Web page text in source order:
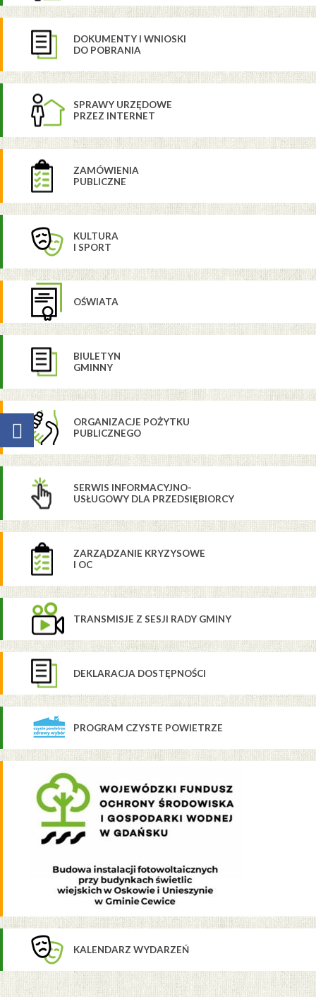
DOKUMENTY I WNIOSKI
DO POBRANIA
SPRAWY URZĘDOWE
PRZEZ INTERNET
ZAMÓWIENIA
PUBLICZNE
KULTURA
I SPORT
OŚWIATA
BIULETYN
GMINNY
ORGANIZACJE POŻYTKU
PUBLICZNEGO
SERWIS INFORMACYJNO-
USŁUGOWY DLA PRZEDSIĘBIORCY
ZARZĄDZANIE KRYZYSOWE
I OC
TRANSMISJE Z SESJI RADY GMINY
DEKLARACJA DOSTĘPNOŚCI
PROGRAM CZYSTE POWIETRZE
KALENDARZ WYDARZEŃ